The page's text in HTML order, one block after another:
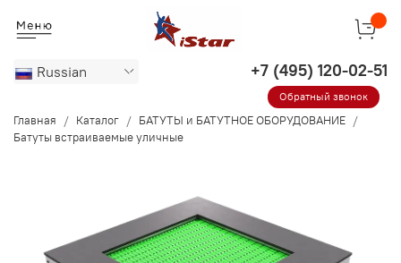
Russian
Обратный звонок
Главная Каталог
БАТУТЫ и БАТУТНОЕ ОБОРУДОВАНИЕ
Батуты встраиваемые уличные